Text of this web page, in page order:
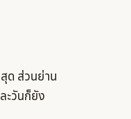
ด ส่วนย่าน
ะวันก็ยัง